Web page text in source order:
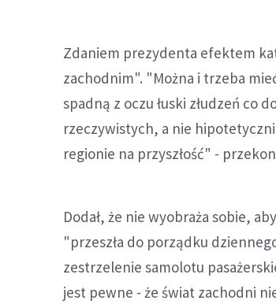
Zdaniem prezydenta efektem
zachodnim". "Można i trzeba
spadną z oczu łuski złudzeń co
rzeczywistych, a nie
regionie na przyszłość" -
Dodał, że nie wyobraża sobie,
"przeszła do porządku
zestrzelenie samolotu
jest pewne - że świat zachodni